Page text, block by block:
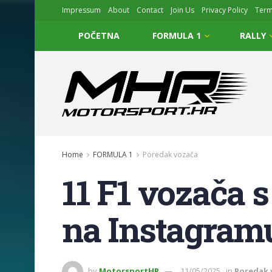
Impressum About Contact Join Us Privacy Policy
POČETNA FORMULA 1 RALLY
Home FORMULA 1 Poredak vozača
11 F1
na